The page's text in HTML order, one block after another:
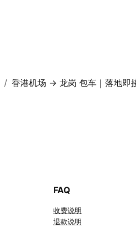
香港机场 → 龙岗 包车｜落地即
FAQ
收费说明
退款说明